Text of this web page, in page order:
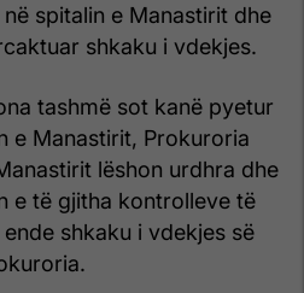
spitalin e Manastirit dhe
shkaku i vdekjes.
tashmë sot kanë pyetur
e Manastirit, Prokuroria
lëshon urdhra dhe
e të gjitha kontrolleve të
shkaku i vdekjes së